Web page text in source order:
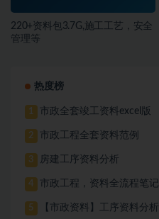
220+资料包3.7G,施工工艺，安全
管理等
热度榜
1 市政全套竣工资料excel版
2 市政工程全套资料范例
3 房建工序资料分析
4 市政工程，资料全流程笔记
5 【市政资料】工序资料分析